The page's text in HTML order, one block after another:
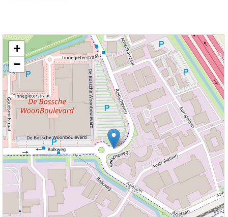
Kaart nieuws 's-Hertogenbosch. Locatie nieuws: 51.70883 / 5.33905
Reitscheweg
+
−